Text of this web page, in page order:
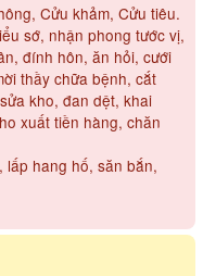
Cửu khảm, Cửu tiêu.
sớ, nhận phong tước vị,
đính hôn, ăn hỏi, cưới
thầy chữa bệnh, cắt
kho, đan dệt, khai
xuất tiền hàng, chăn
lấp hang hố, săn bắn,